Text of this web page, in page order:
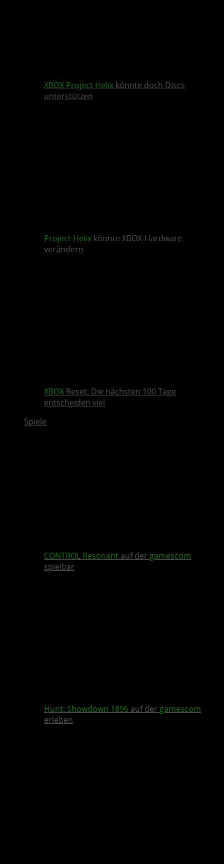
XBOX Project Helix könnte doch Discs
unterstützen
Project Helix könnte XBOX-Hardware
verändern
XBOX Reset: Die nächsten 100 Tage
entscheiden viel
Spiele
CONTROL Resonant auf der gamescom
spielbar
Hunt: Showdown 1896 auf der gamescom
erleben